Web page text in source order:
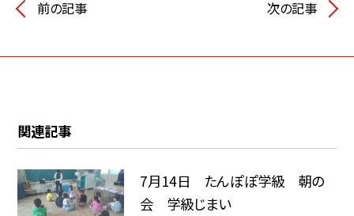
前の記事 次の記事
関連記事
7月14日 たんぽぽ学級 朝の
会 学級じまい